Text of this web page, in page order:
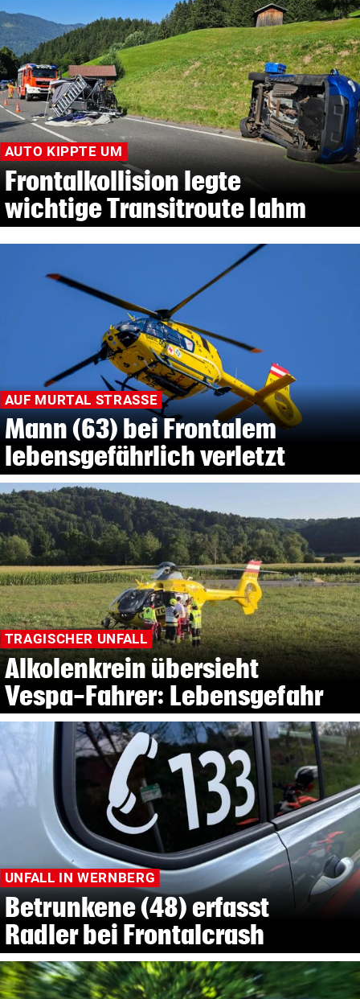
AUTO KIPPTE UM
Frontalkollision legte
wichtige Transitroute lahm
AUF MURTAL STRASSE
Mann (63) bei Frontalem
lebensgefährlich verletzt
TRAGISCHER UNFALL
Alkolenkrein übersieht
Vespa-Fahrer: Lebensgefahr
UNFALL IN WERNBERG
Betrunkene (48) erfasst
Radler bei Frontalcrash